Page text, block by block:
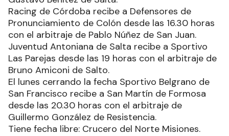
Racing de Córdoba recibe a Defensores de
Pronunciamiento de Colón desde las 16.30 horas
con el arbitraje de Pablo Núñez de San Juan.
Juventud Antoniana de Salta recibe a Sportivo
Las Parejas desde las 19 horas con el arbitraje de
Bruno Amiconi de Salto.
El lunes cerrando la fecha Sportivo Belgrano de
San Francisco recibe a San Martín de Formosa
desde las 20.30 horas con el arbitraje de
Guillermo González de Resistencia.
Tiene fecha libre: Crucero del Norte Misiones.